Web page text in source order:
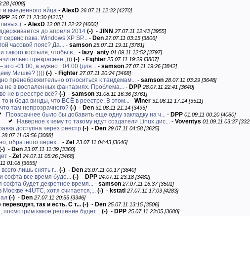
[4008]
и выеденного яйца - AlexD 26.07.11 12:32 [4270]
26.07.11 23:30 [4215]
- AlexD 12.08.11 22:22 [4000]
до апреля 2014 (-) - JINN 27.07.11 12:43 [3955]
сервис пака. Windows XP SP... - Den 27.07.11 03:15 [3806]
часовой пояс? Да... - samson 25.07.11 19:11 [3781]
такого костыля, чтобы в... - lazy_anty 01.09.11 12:52 [3797]
прекраснее ;))) (-) - Fighter 25.07.11 19:29 [3807]
это -01:00, а нужно +04:00 (для... - samson 27.07.11 19:26 [3842]
Мишке? )))) (-) - Fighter 27.07.11 20:24 [3468]
пренебрежительно относиться к тандемам... - samson 28.07.11 03:29 [3648]
не в воспаленных фантазиях. Проблема... - DPP 28.07.11 22:41 [3640]
не в реестре всё? (-) - samson 31.08.11 16:36 [3761]
то и беда винды, что ВСЁ в реестре. В этом... - Winer 31.08.11 17:14 [3511]
там непрозрачного? (-) - Den 31.08.11 21:14 [3495]
Прозрачнее было бы добавить еще одну закладку на ч... - DPP 01.09.11 00:20 [4080]
Наверное к чему то такому идут создатели Linux дис... - Voventys 01.09.11 03:37
доступна через реестр (-) - Den 29.07.11 04:58 [3625]
28.07.11 09:56 [3088]
обратного перех... - Zef 23.07.11 04:43 [3646]
) - Den 23.07.11 11:39 [3360]
- Zef 24.07.11 05:26 [3468]
01:08 [3655]
лишь снять г... (-) - Den 23.07.11 00:17 [3840]
софта все время буде... (-) - DPP 24.07.11 23:18 [3482]
софта будет декретное время... - samson 27.07.11 16:37 [3501]
+4UTC, хотя считается,... (-) - kstati 27.07.11 17:03 [4283]
(-) - Den 27.07.11 20:55 [3346]
так и есть. С т... (-) - Den 25.07.11 13:15 [3506]
посмотрим какое решение будет... (-) - DPP 25.07.11 23:05 [3680]